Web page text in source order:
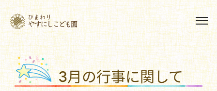
3月の行事に関して